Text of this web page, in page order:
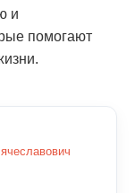
и
помогают